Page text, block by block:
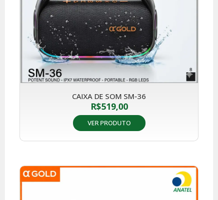
CAIXA DE SOM SM-36
R$519,00
VER PRODUTO